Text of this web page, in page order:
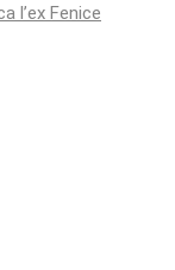
l’ex Fenice